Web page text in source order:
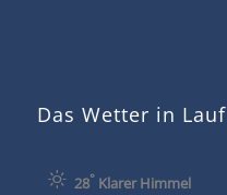
Das Wetter in Lauf
28° Klarer Himmel